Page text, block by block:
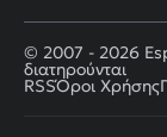
© 2007 - 2026
διατηρούνται
RSSΌροι Χρήσης